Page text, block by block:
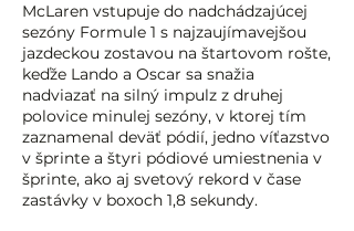
McLaren vstupuje do nadchádzajúcej
sezóny Formule 1 s najzaujímavejšou
jazdeckou zostavou na štartovom rošte,
keďže Lando a Oscar sa snažia
nadviazať na silný impulz z druhej
polovice minulej sezóny, v ktorej tím
zaznamenal deväť pódií, jedno víťazstvo
v šprinte a štyri pódiové umiestnenia v
šprinte, ako aj svetový rekord v čase
zastávky v boxoch 1,8 sekundy.